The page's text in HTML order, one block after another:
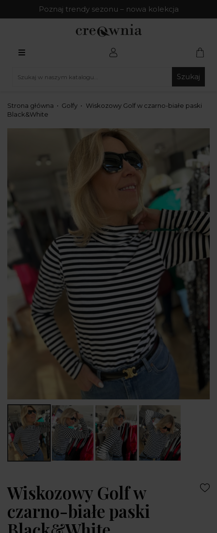
Poznaj trendy sezonu – nowa kolekcja
Szukaj
Strona główna Golfy
Wiskozowy Golf w czarno-białe paski
Black&White
Wiskozowy Golf w
czarno-białe paski